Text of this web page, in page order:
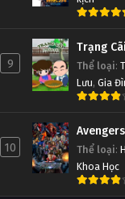
9
Trạng
Thể loại:
Lưu, Gia
10 Thể loại:
Khoa Học